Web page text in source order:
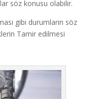
söz konusu olabilir.
gibi durumların söz
Tamir edilmesi